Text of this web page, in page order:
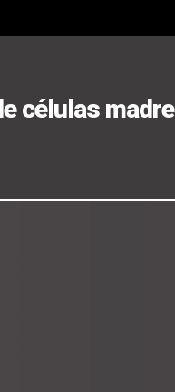
células madre